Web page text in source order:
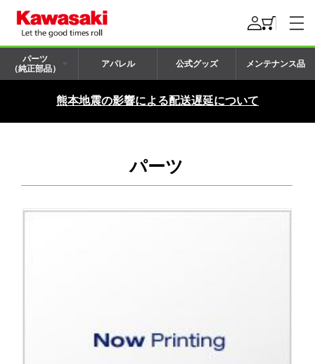
パーツ
（純正部品）
アパレル 公式グッズ メンテナンス品
熊本地震の影響による配送遅延について
パーツ